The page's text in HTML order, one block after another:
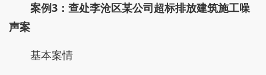
案例3：查处李沧区某公司超标排放建筑施工噪
声案
基本案情